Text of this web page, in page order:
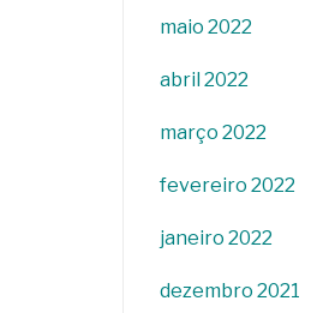
maio 2022
abril 2022
março 2022
fevereiro 2022
janeiro 2022
dezembro 2021